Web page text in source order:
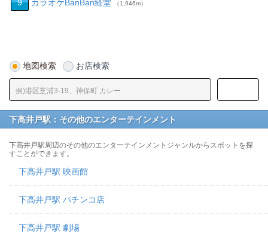
9 カラオケBanBan経堂 （1,946m）
地図検索 お店検索
下高井戸駅：その他のエンターテインメント
下高井戸駅周辺のその他のエンターテインメントジャンルからスポットを探
すことができます。
下高井戸駅 映画館
下高井戸駅 パチンコ店
下高井戸駅 劇場